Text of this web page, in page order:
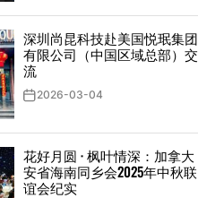
深圳尚昆科技赴美国悦珉集团
有限公司（中国区域总部）交
流
2026-03-04
花好月圆 · 枫叶情深：加拿大
安省海南同乡会2025年中秋联
谊会纪实